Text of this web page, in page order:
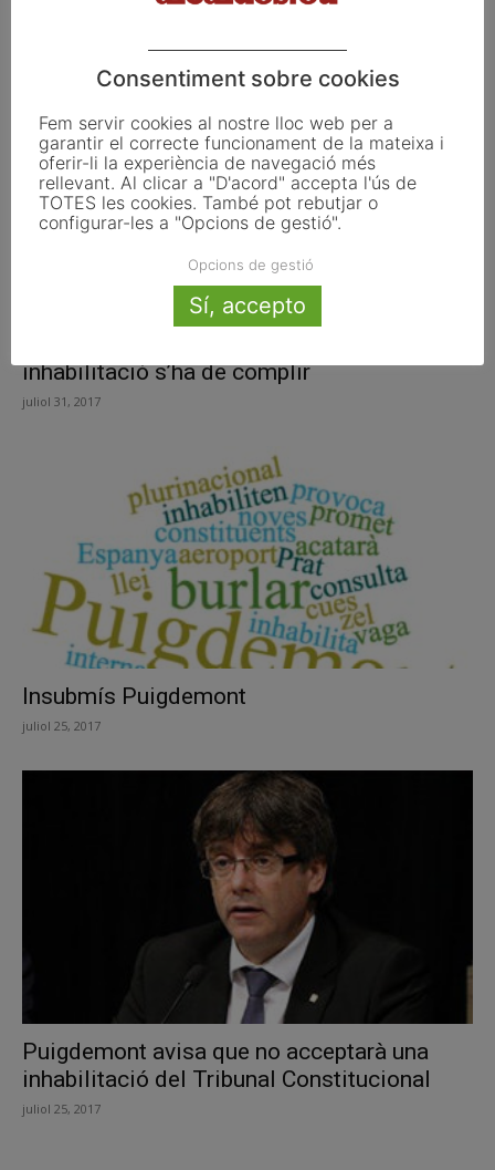
inhabilitació s’ha de complir
juliol 31, 2017
Insubmís Puigdemont
juliol 25, 2017
Puigdemont avisa que no acceptarà una
inhabilitació del Tribunal Constitucional
juliol 25, 2017
Consentiment sobre cookies
Fem servir cookies al nostre lloc web per a
garantir el correcte funcionament de la mateixa i
oferir-li la experiència de navegació més
rellevant. Al clicar a "D'acord" accepta l'ús de
TOTES les cookies. També pot rebutjar o
configurar-les a "Opcions de gestió".
Opcions de gestió
Sí, accepto